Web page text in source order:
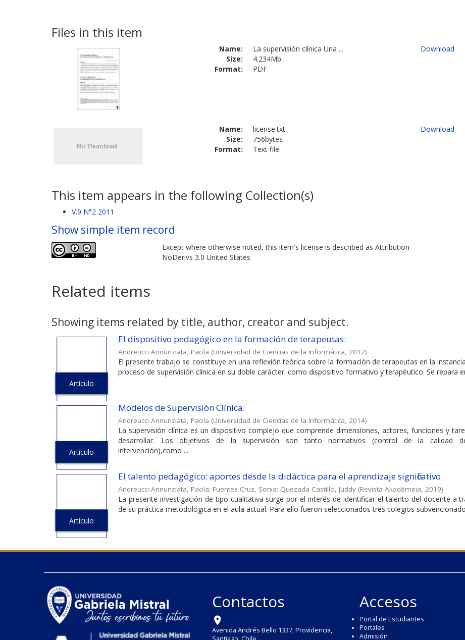
Files in this item
Name:
La supervisión clínica Una ...
Size:
4.234Mb
Format:
PDF
Download
Name:
license.txt
Size:
756bytes
Format:
Text file
Download
This item appears in the following Collection(s)
V.9 N°2 2011
Show simple item record
Except where otherwise noted, this item's license is described as Attribution-
NoDerivs 3.0 United States
Related items
Showing items related by title, author, creator and subject.
Artículo
El dispositivo pedagógico en la formación de terapeutas:
Andreucci Annunziata, Paola (Universidad de Ciencias de la Informática, 2012)
El presente trabajo se constituye en una reflexión teórica sobre la formación de terapeutas en la
proceso de supervisión clínica en su doble carácter: como dispositivo formativo y terapéutico. Se repara
Artículo
Modelos de Supervisión Clínica:
Andreucci Annunziata, Paola (Universidad de Ciencias de la Informática, 2014)
La supervisión clínica es un dispositivo complejo que comprende dimensiones, actores, funciones y
desarrollar. Los objetivos de la supervisión son tanto normativos (control de la calidad
intervención),como ...
Artículo
El talento pedagógico: aportes desde la didáctica para el aprendizaje significativo
Andreucci Annunziata, Paola; Fuentes Cruz, Sonia; Quezada Castillo, Juddy (Revista Akadèmeia 2019)
La presente investigación de tipo cualitativa surge por el interés de identificar el talento del docente a
de su práctica metodológica en el aula actual. Para ello fueron seleccionados tres colegios
Contactos
Avenida Andrés Bello 1337, Providencia,
Accesos
Portal de Estudiantes
Portales
Admisión